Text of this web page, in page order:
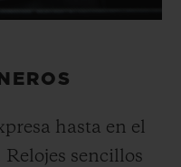
hasta en el
sencillos